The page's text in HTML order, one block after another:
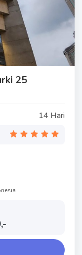
25
14 Hari